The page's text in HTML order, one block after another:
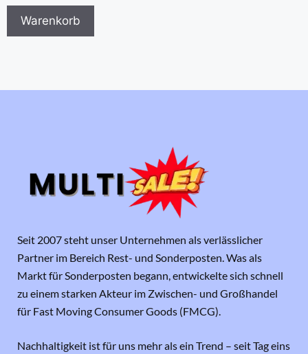
Warenkorb
Seit 2007 steht unser Unternehmen als verlässlicher
Partner im Bereich Rest- und Sonderposten. Was als
Markt für Sonderposten begann, entwickelte sich schnell
zu einem starken Akteur im Zwischen- und Großhandel
für Fast Moving Consumer Goods (FMCG).
Nachhaltigkeit ist für uns mehr als ein Trend – seit Tag eins